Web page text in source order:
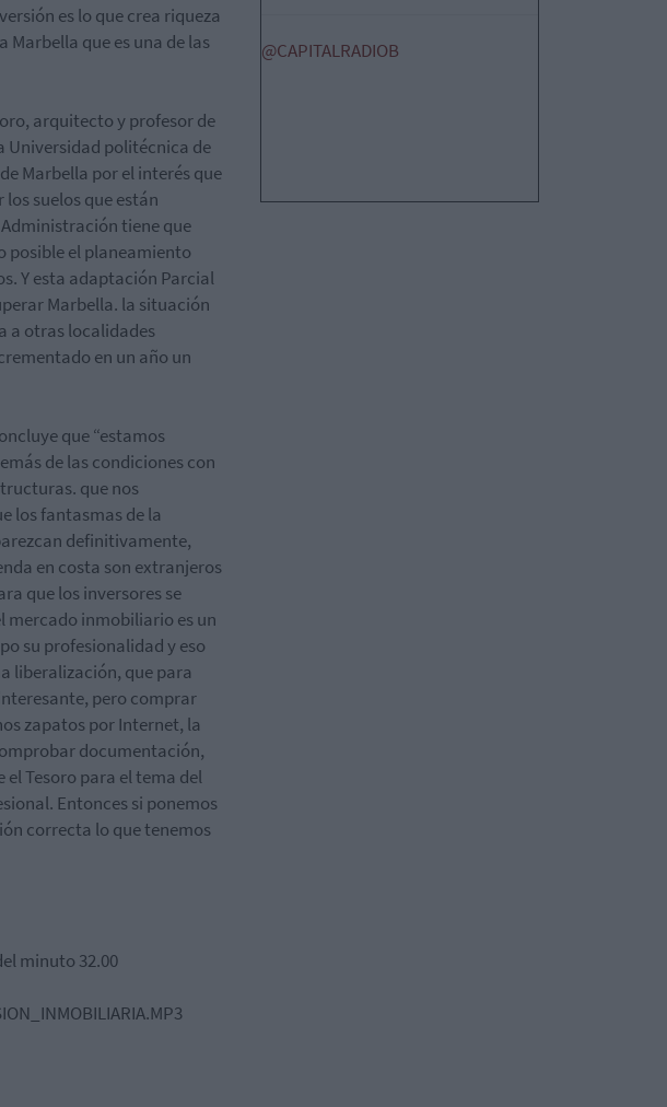
es lo que crea riqueza
Marbella que es una de las
arquitecto y profesor de
Universidad politécnica de
Marbella por el interés que
suelos que están
tiene que
posible el planeamiento
Y esta adaptación Parcial
Marbella. la situación
a otras localidades
en un año un
que “estamos
de las condiciones con
que nos
los fantasmas de la
definitivamente,
en costa son extranjeros
que los inversores se
mercado inmobiliario es un
su profesionalidad y eso
liberalización, que para
pero comprar
zapatos por Internet, la
documentación,
Tesoro para el tema del
Entonces si ponemos
correcta lo que tenemos
minuto 32.00
@CAPITALRADIOB